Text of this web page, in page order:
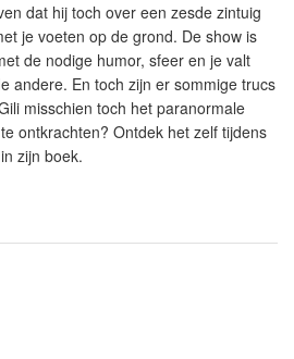
dat hij toch over een zesde zintuig
je voeten op de grond. De show is
de nodige humor, sfeer en je valt
andere. En toch zijn er sommige trucs
misschien toch het paranormale
ontkrachten? Ontdek het zelf tijdens
zijn boek.